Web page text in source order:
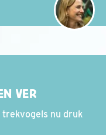
VER
trekvogels nu druk